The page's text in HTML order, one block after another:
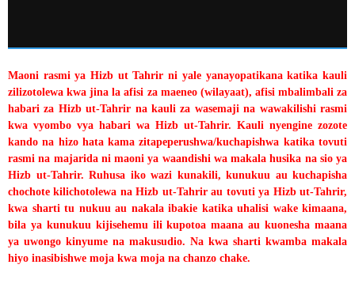
Maoni rasmi ya Hizb ut Tahrir ni yale yanayopatikana katika kauli
zilizotolewa kwa jina la afisi za maeneo (wilayaat), afisi mbalimbali za
habari za Hizb ut-Tahrir na kauli za wasemaji na wawakilishi rasmi
kwa vyombo vya habari wa Hizb ut-Tahrir. Kauli nyengine zozote
kando na hizo hata kama zitapeperushwa/kuchapishwa katika tovuti
rasmi na majarida ni maoni ya waandishi wa makala husika na sio ya
Hizb ut-Tahrir. Ruhusa iko wazi kunakili, kunukuu au kuchapisha
chochote kilichotolewa na Hizb ut-Tahrir au tovuti ya Hizb ut-Tahrir,
kwa sharti tu nukuu au nakala ibakie katika uhalisi wake kimaana,
bila ya kunukuu kijisehemu ili kupotoa maana au kuonesha maana
ya uwongo kinyume na makusudio. Na kwa sharti kwamba makala
hiyo inasibishwe moja kwa moja na chanzo chake.